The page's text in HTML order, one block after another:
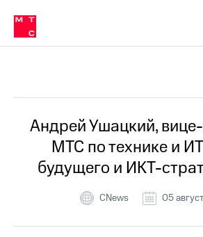
Медиа-центр
и акционерам
Устойчивое развитие
Комплаенс и деловая этика
компании
Карьера
История
компании
Руководство
региона
информация
в МТС
Пресс-
релизы
МТС
о технологиях
Андрей Ушацкий,
МТС по технике и
будущего и ИКТ-
CNews 05